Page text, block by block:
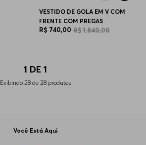
VESTIDO DE GOLA EM V COM
FRENTE COM PREGAS
R$ 740,00 R$1.840,00
1 DE 1
Exibindo 28de 28produtos
Você Está Aqui